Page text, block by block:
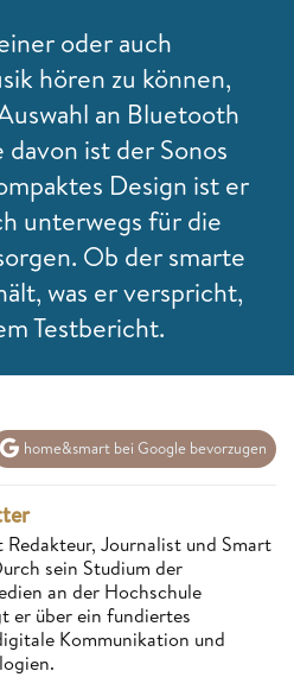
oder auch
hören zu können,
an Bluetooth
ist der Sonos
Design ist er
unterwegs für die
Ob der smarte
was er verspricht,
Testbericht.
home&smart bei Google bevorzugen
Journalist und Smart
sein Studium der
an der Hochschule
er über ein fundiertes
Kommunikation und